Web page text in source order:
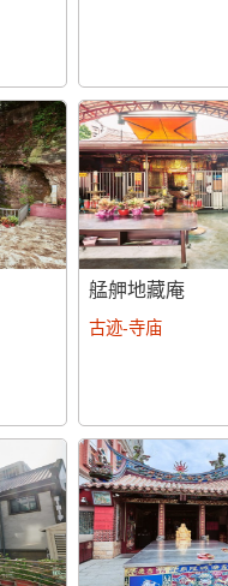
艋舺地藏庵
古迹-寺庙